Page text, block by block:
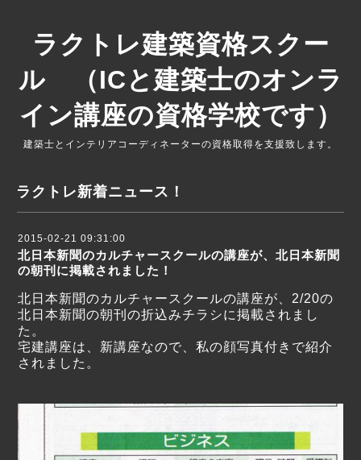
ラクトレ建築資格スクー
ル （ICと建築士のオンラ
イン講座の資格学校です）
建築士とインテリアコーディネーターの資格取得を支援致します。
ラクトレ新着ニュース！
2015-02-21 09:31:00
北日本新聞のカルチャースクールの講座が、北日本新聞
の朝刊に掲載されました！
北日本新聞のカルチャースクールの講座が、2/20の
北日本新聞の朝刊の折込みチラシに掲載されまし
た。
宅建講座は、新講座なので、私の顔写真付きで紹介
されました。